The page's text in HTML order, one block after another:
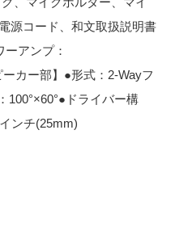
源コード、和文取扱説明書
ーアンプ：
カー部】●形式：2-Wayフ
100°×60°●ドライバー構
ンチ(25mm)